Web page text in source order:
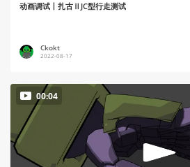
动画调试丨扎古ⅡJC型行走测试
Ckokt
2022-08-17
00:04